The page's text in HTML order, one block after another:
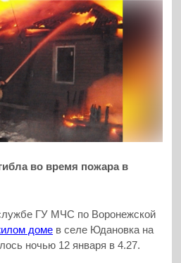
во время пожара в
ГУ МЧС по Воронежской
доме в селе Юдановка на
ночью 12 января в 4.27.